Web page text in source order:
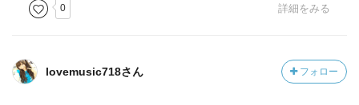
0 詳細をみる
lovemusic718さん フォロー